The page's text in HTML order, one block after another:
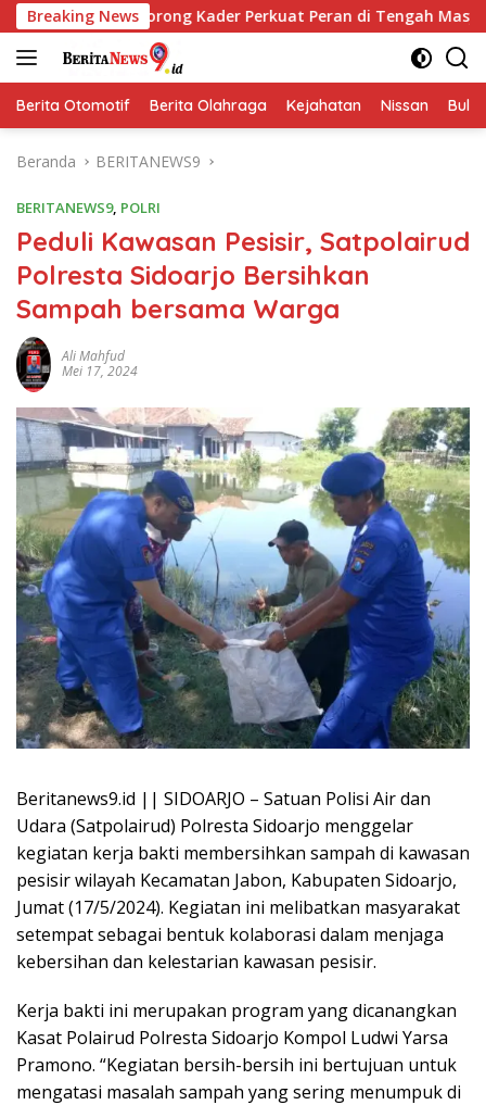
Langsung
ke
konten
Breaking News
Kader Perkuat Peran di Tengah Masyarakat
Berita Otomotif Berita Olahraga Kejahatan Nissan
Beranda BERITANEWS9
BERITANEWS9, POLRI
Peduli Kawasan Pesisir, Satpolairud
Polresta Sidoarjo Bersihkan
Sampah bersama Warga
Ali Mahfud
Mei 17, 2024
Beritanews9.id || SIDOARJO – Satuan Polisi Air dan
Udara (Satpolairud) Polresta Sidoarjo menggelar
kegiatan kerja bakti membersihkan sampah di kawasan
pesisir wilayah Kecamatan Jabon, Kabupaten Sidoarjo,
Jumat (17/5/2024). Kegiatan ini melibatkan masyarakat
setempat sebagai bentuk kolaborasi dalam menjaga
kebersihan dan kelestarian kawasan pesisir.
Kerja bakti ini merupakan program yang dicanangkan
Kasat Polairud Polresta Sidoarjo Kompol Ludwi Yarsa
Pramono. “Kegiatan bersih-bersih ini bertujuan untuk
mengatasi masalah sampah yang sering menumpuk di